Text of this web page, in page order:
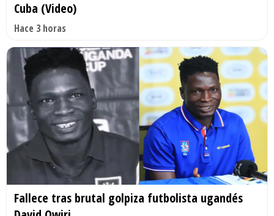
Cuba (Video)
Hace 3 horas
Fallece tras brutal golpiza futbolista ugandés